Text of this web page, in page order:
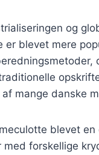
og
er blevet mere
mange danske
blevet
med forskellige